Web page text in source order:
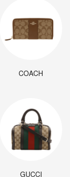
COACH
GUCCI